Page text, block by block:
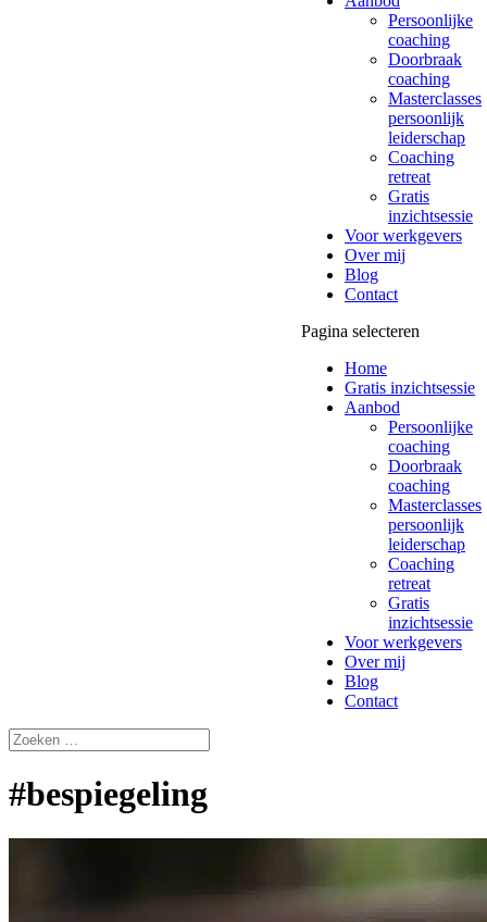
Persoonlijke
coaching
Doorbraak
coaching
Masterclasses
persoonlijk
leiderschap
Coaching
retreat
Gratis
inzichtsessie
Voor werkgevers
Over mij
Blog
Contact
Pagina selecteren
Home
Gratis inzichtsessie
Aanbod
Persoonlijke
coaching
Doorbraak
coaching
Masterclasses
persoonlijk
leiderschap
Coaching
retreat
Gratis
inzichtsessie
Voor werkgevers
Over mij
Blog
Contact
#bespiegeling